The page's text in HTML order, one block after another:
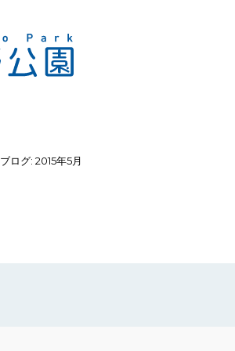
ブログ: 2015年5月